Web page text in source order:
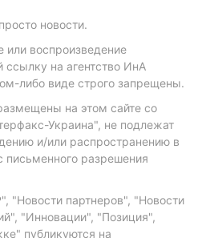
новости.
или воспроизведение
на агентство ИнА
либо виде строго запрещены.
на этом сайте со
Украина", не подлежат
и/или распространению в
разрешения
"Новости партнеров", "Новости
"Инновации", "Позиция",
публикуются на